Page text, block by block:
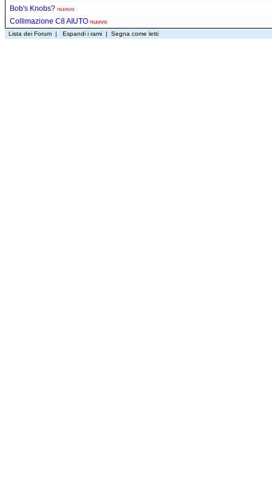
Bob's Knobs? nuovo
Collimazione C8 AIUTO nuovo
Lista dei Forum | Espandi i rami | Segna come letti